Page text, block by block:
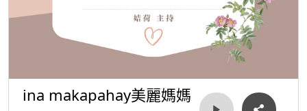
ina makapahay美麗媽媽